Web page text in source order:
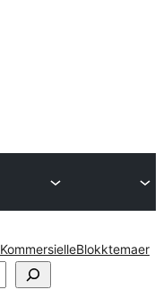
KommersielleBlokktemaer